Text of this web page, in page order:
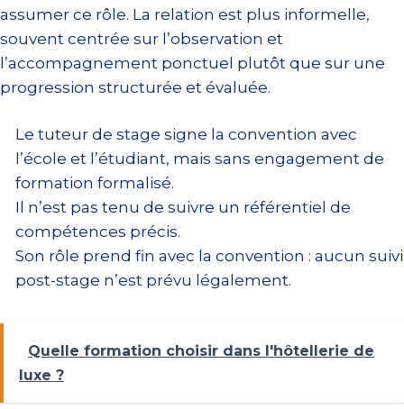
assumer ce rôle. La relation est plus informelle,
souvent centrée sur l’observation et
l’accompagnement ponctuel plutôt que sur une
progression structurée et évaluée.
Le tuteur de stage signe la convention avec
l’école et l’étudiant, mais sans engagement de
formation formalisé.
Il n’est pas tenu de suivre un référentiel de
compétences précis.
Son rôle prend fin avec la convention : aucun suivi
post-stage n’est prévu légalement.
Quelle formation choisir dans l'hôtellerie de
luxe ?